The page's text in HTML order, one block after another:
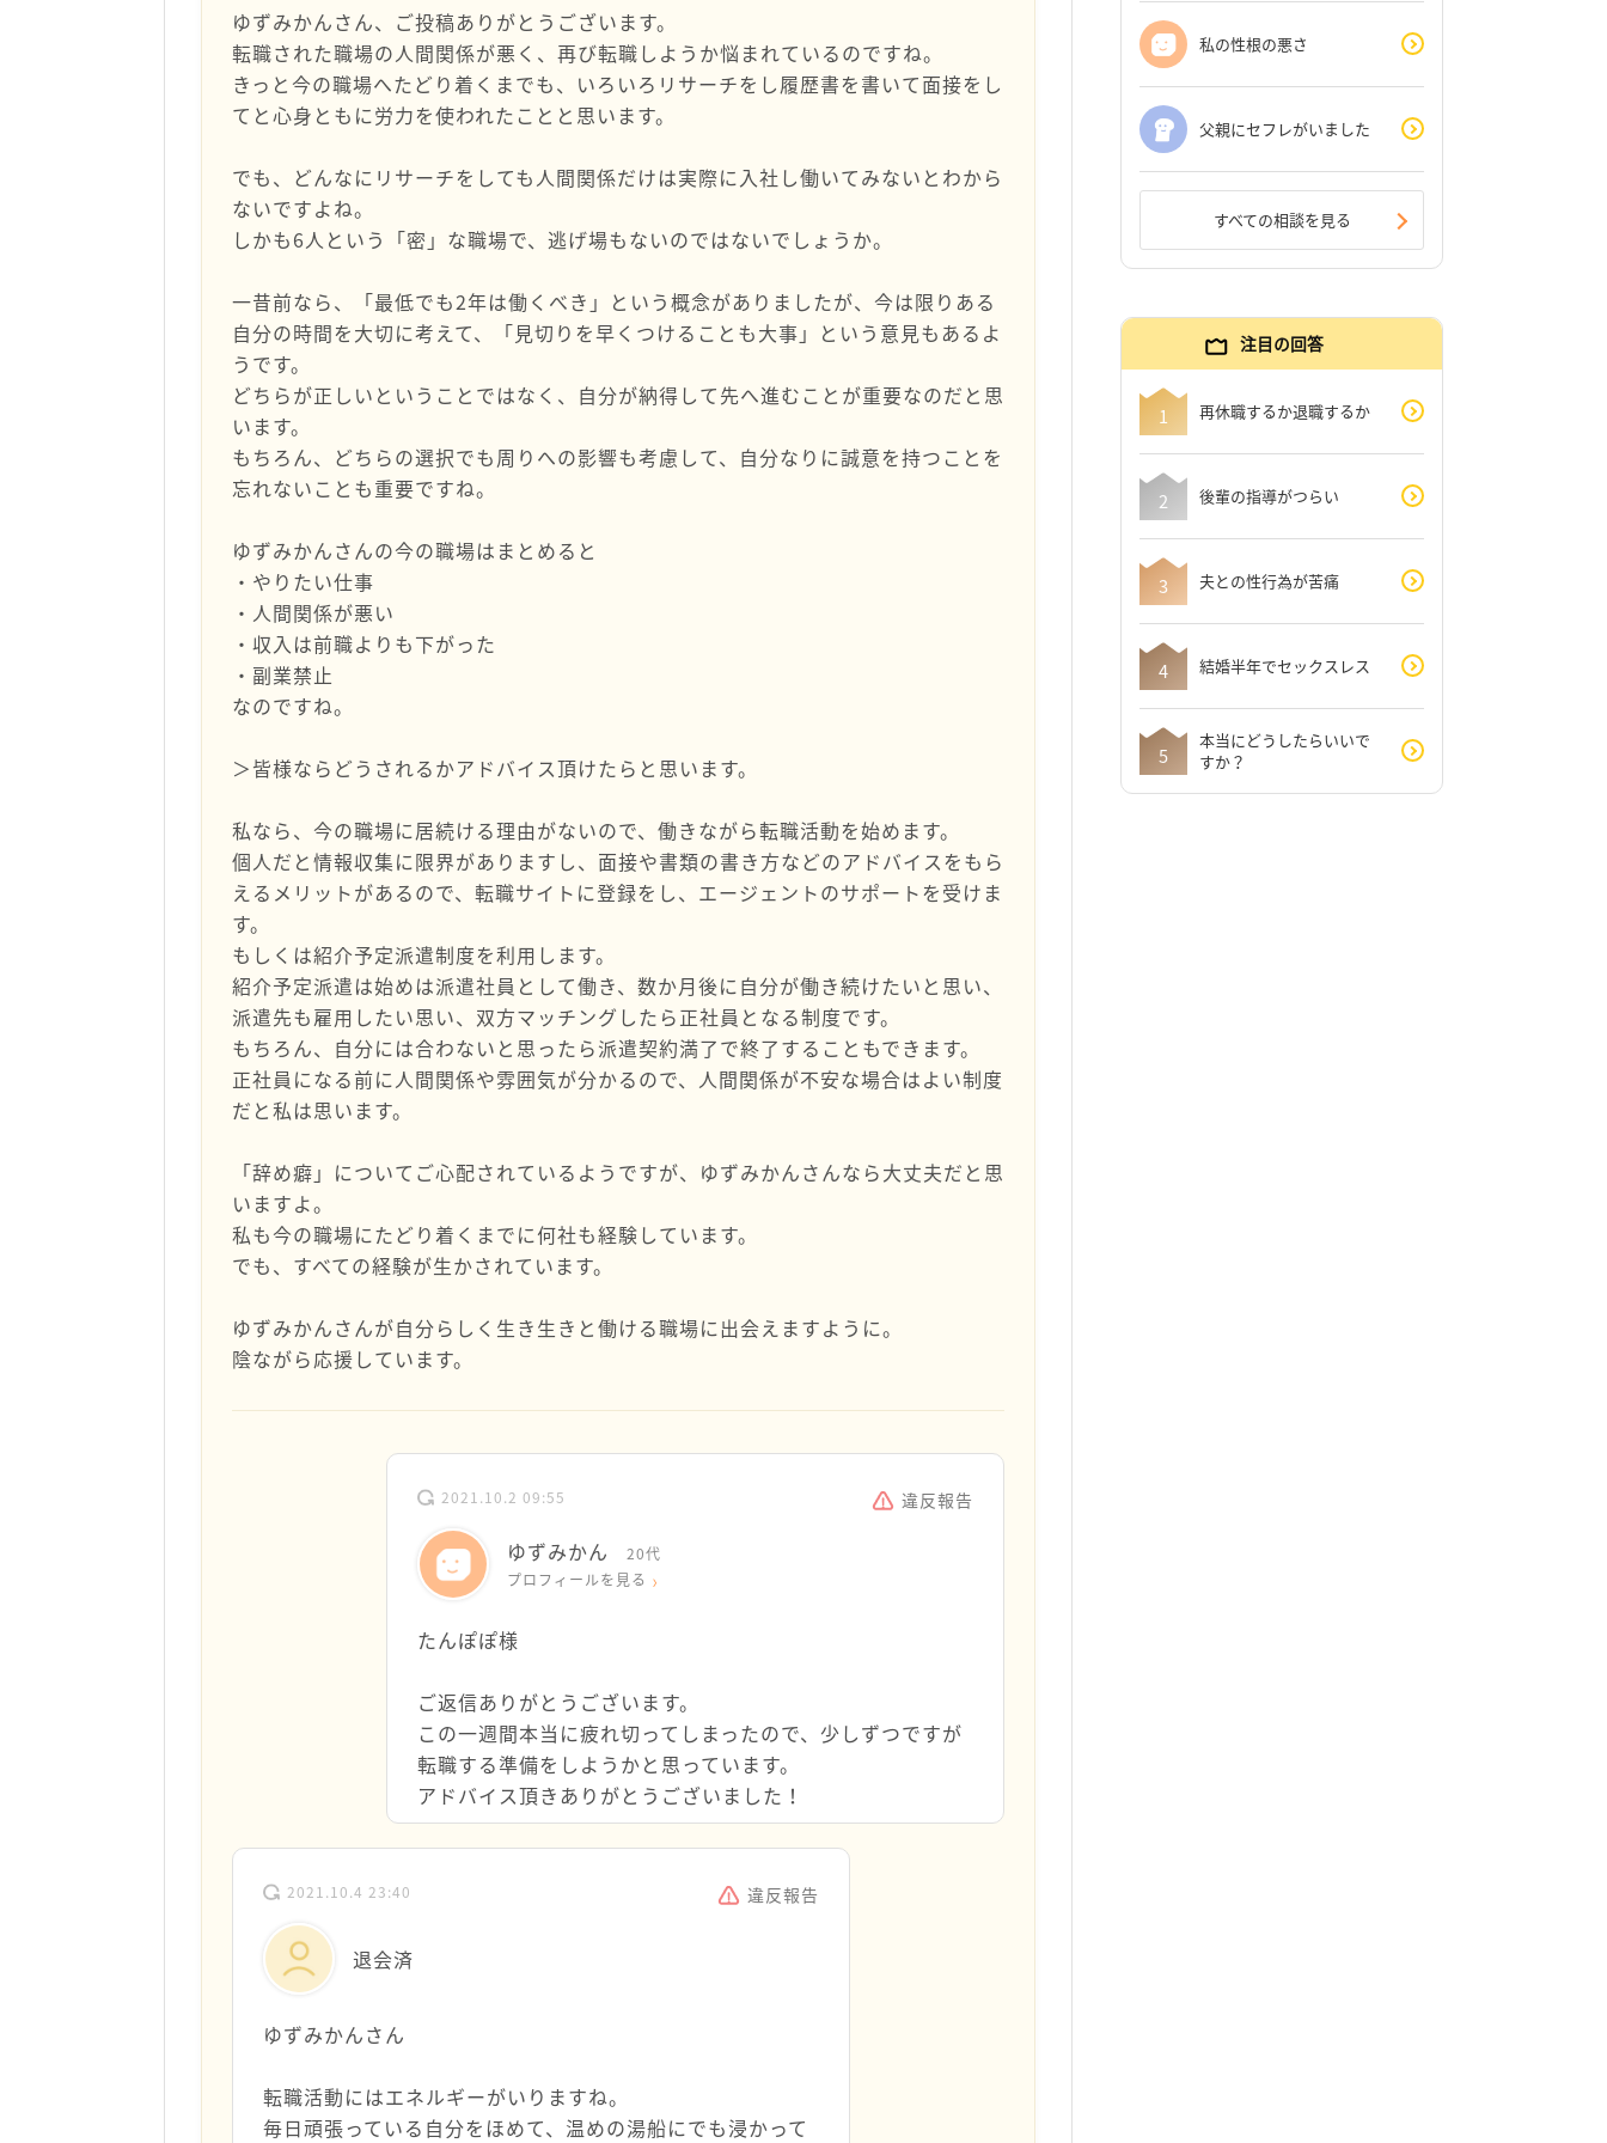
ゆずみかんさん、ご投稿ありがとうございます。
転職された職場の人間関係が悪く、再び転職しようか悩まれているのですね。
きっと今の職場へたどり着くまでも、いろいろリサーチをし履歴書を書いて面接をし
てと心身ともに労力を使われたことと思います。
でも、どんなにリサーチをしても人間関係だけは実際に入社し働いてみないとわから
ないですよね。
しかも6人という「密」な職場で、逃げ場もないのではないでしょうか。
一昔前なら、「最低でも2年は働くべき」という概念がありましたが、今は限りある
自分の時間を大切に考えて、「見切りを早くつけることも大事」という意見もあるよ
うです。
どちらが正しいということではなく、自分が納得して先へ進むことが重要なのだと思
います。
もちろん、どちらの選択でも周りへの影響も考慮して、自分なりに誠意を持つことを
忘れないことも重要ですね。
ゆずみかんさんの今の職場はまとめると
・やりたい仕事
・人間関係が悪い
・収入は前職よりも下がった
・副業禁止
なのですね。
＞皆様ならどうされるかアドバイス頂けたらと思います。
私なら、今の職場に居続ける理由がないので、働きながら転職活動を始めます。
個人だと情報収集に限界がありますし、面接や書類の書き方などのアドバイスをもら
えるメリットがあるので、転職サイトに登録をし、エージェントのサポートを受けま
す。
もしくは紹介予定派遣制度を利用します。
紹介予定派遣は始めは派遣社員として働き、数か月後に自分が働き続けたいと思い、
派遣先も雇用したい思い、双方マッチングしたら正社員となる制度です。
もちろん、自分には合わないと思ったら派遣契約満了で終了することもできます。
正社員になる前に人間関係や雰囲気が分かるので、人間関係が不安な場合はよい制度
だと私は思います。
「辞め癖」についてご心配されているようですが、ゆずみかんさんなら大丈夫だと思
いますよ。
私も今の職場にたどり着くまでに何社も経験しています。
でも、すべての経験が生かされています。
ゆずみかんさんが自分らしく生き生きと働ける職場に出会えますように。
陰ながら応援しています。
2021.10.2 09:55 違反報告
ゆずみかん
20代
プロフィールを見る
たんぽぽ様
ご返信ありがとうございます。
この一週間本当に疲れ切ってしまったので、少しずつですが
転職する準備をしようかと思っています。
アドバイス頂きありがとうございました！
2021.10.4 23:40 違反報告
退会済
ゆずみかんさん
転職活動にはエネルギーがいりますね。
毎日頑張っている自分をほめて、温めの湯船にでも浸かって
私の性根の悪さ
父親にセフレがいました
すべての相談を見る
注目の回答
再休職するか退職するか
後輩の指導がつらい
夫との性行為が苦痛
結婚半年でセックスレス
本当にどうしたらいいで
すか？